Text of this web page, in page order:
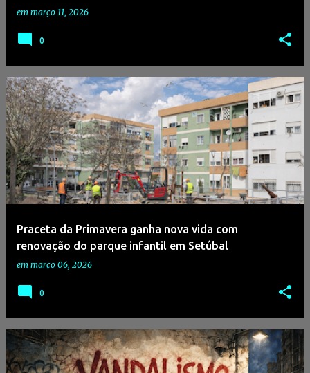
em março 11, 2026
0
Praceta da Primavera ganha nova vida com
renovação do parque infantil em Setúbal
em março 06, 2026
0